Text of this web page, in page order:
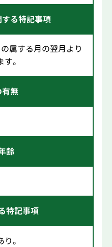
る特記事項
属する月の翌月より
。
無
齢
特記事項
。